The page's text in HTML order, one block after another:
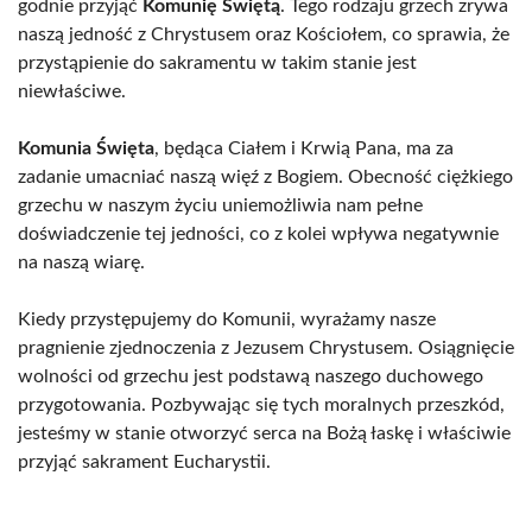
godnie przyjąć Komunię Świętą. Tego rodzaju grzech zrywa
naszą jedność z Chrystusem oraz Kościołem, co sprawia, że
przystąpienie do sakramentu w takim stanie jest
niewłaściwe.
Komunia Święta, będąca Ciałem i Krwią Pana, ma za
zadanie umacniać naszą więź z Bogiem. Obecność ciężkiego
grzechu w naszym życiu uniemożliwia nam pełne
doświadczenie tej jedności, co z kolei wpływa negatywnie
na naszą wiarę.
Kiedy przystępujemy do Komunii, wyrażamy nasze
pragnienie zjednoczenia z Jezusem Chrystusem. Osiągnięcie
wolności od grzechu jest podstawą naszego duchowego
przygotowania. Pozbywając się tych moralnych przeszkód,
jesteśmy w stanie otworzyć serca na Bożą łaskę i właściwie
przyjąć sakrament Eucharystii.